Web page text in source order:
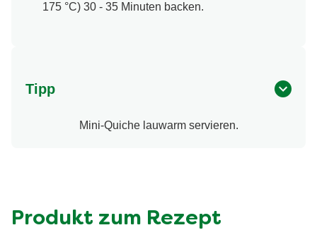
175 °C) 30 - 35 Minuten backen.
Tipp
Mini-Quiche lauwarm servieren.
Produkt zum Rezept